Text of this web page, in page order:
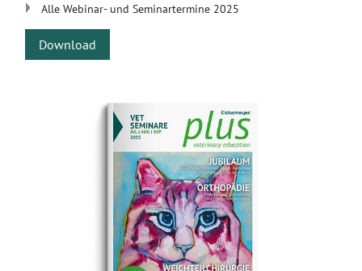
Alle Webinar- und Seminartermine 2025
Download